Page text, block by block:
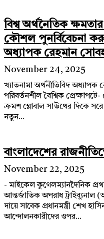
বিশ্ব অর্থনৈতিক
কৌশল পুনর্বিবেচনা
অধ্যাপক রেহমান
November 24, 2025
খ্যাতনামা অর্থনীতিবিদ
পরিবর্তনশীল বৈশ্বিক
ক্রমশ গ্লোবাল সাউথের দিকে সরে
নতুন...
বাংলাদেশের
November 22, 2025
- মাইকেল কুগেলম্যানদৈনিক প্রথম আলো
আন্তর্জাতিক অপরাধ ট্রাইব্যুনাল
দায়ে সাবেক প্রধানমন্ত্রী শেখ
আন্দোলনকারীদের ওপর...